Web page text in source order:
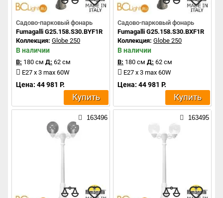
Садово-парковый фонарь
Fumagalli G25.158.S30.BYF1R
Коллекция: Globe 250
В наличии
В: 180 см Д: 62 см
E27 x 3 max 60W
Цена: 44 981 Р.
Купить
Садово-парковый фонарь
Fumagalli G25.158.S30.BXF1R
Коллекция: Globe 250
В наличии
В: 180 см Д: 62 см
E27 x 3 max 60W
Цена: 44 981 Р.
Купить
163496 163495